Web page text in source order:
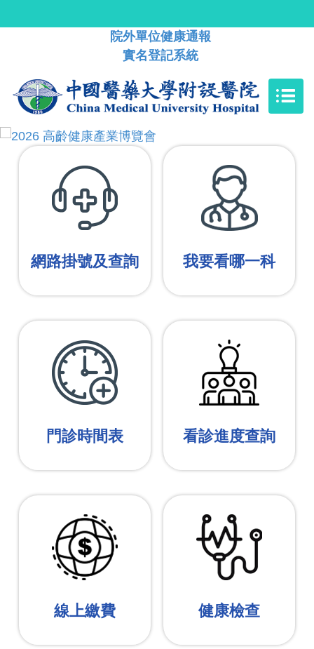
院外單位健康通報
實名登記系統
網路掛號及查詢 我要看哪一科
門診時間表 看診進度查詢
線上繳費 健康檢查